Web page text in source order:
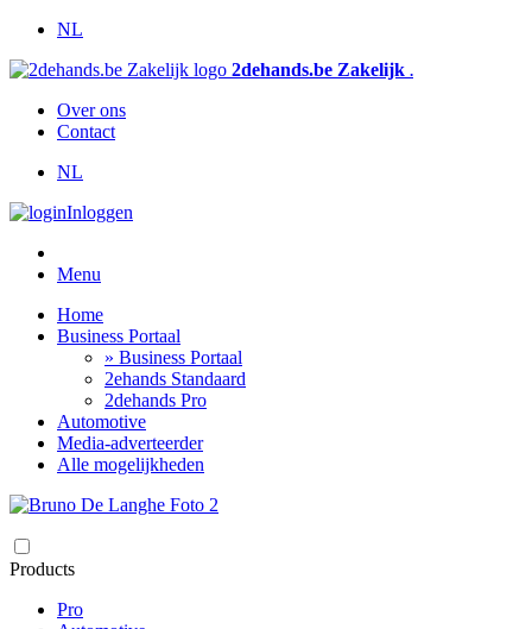
NL
2dehands.be Zakelijk .
Over ons
Contact
NL
Inloggen
Menu
Home
Business Portaal
» Business Portaal
2ehands Standaard
2dehands Pro
Automotive
Media-adverteerder
Alle mogelijkheden
Products
Pro